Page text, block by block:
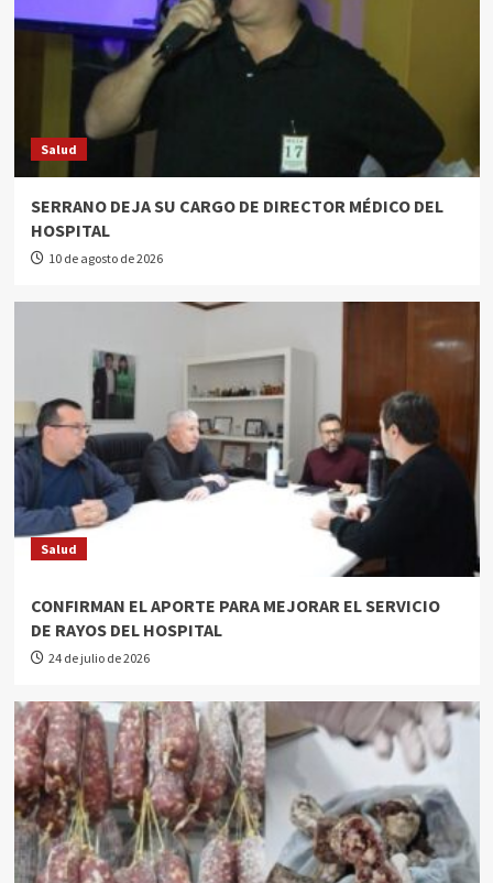
Salud
SERRANO DEJA SU CARGO DE DIRECTOR MÉDICO DEL
HOSPITAL
10 de agosto de 2026
Salud
CONFIRMAN EL APORTE PARA MEJORAR EL SERVICIO
DE RAYOS DEL HOSPITAL
24 de julio de 2026